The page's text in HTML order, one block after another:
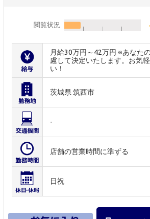
閲覧状況
月給30万円～42万円 ※あなた
慮して決定いたします。お気
い！
茨城県 筑西市
-
店舗の営業時間に準ずる
日祝